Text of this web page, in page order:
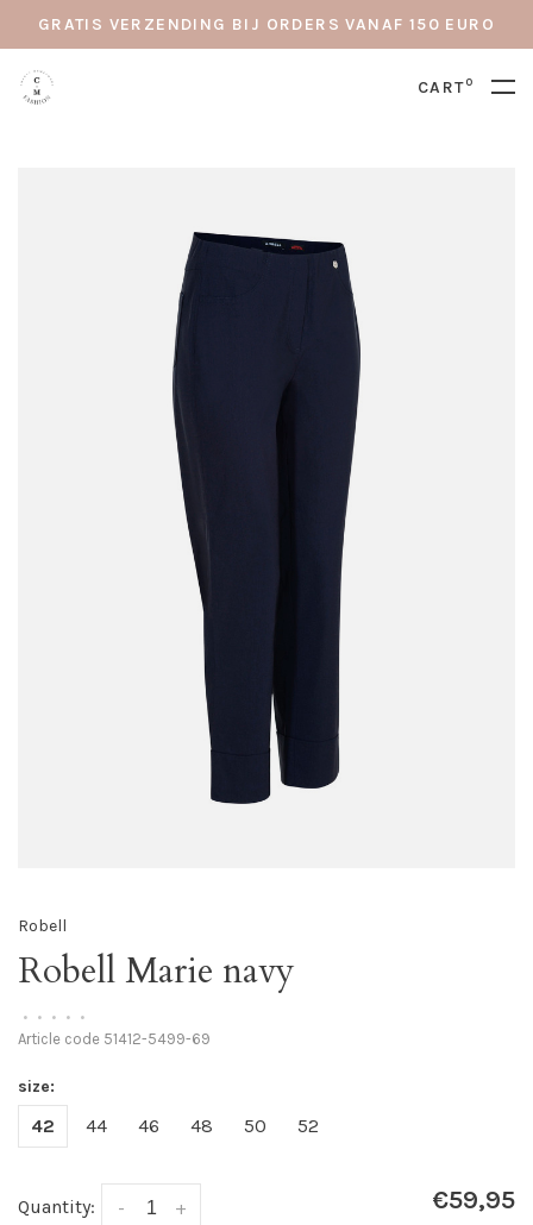
GRATIS VERZENDING BIJ ORDERS VANAF 150 EURO
CART0
Robell
Robell Marie navy
• • • • •
Article code 51412-5499-69
size:
42 44 46 48 50 52
Quantity: +
- €59,95